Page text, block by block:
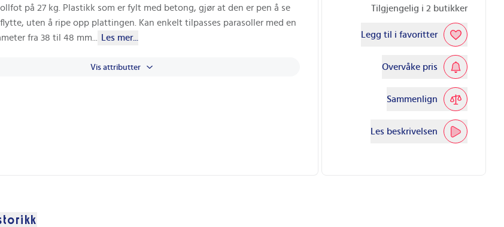
på 27 kg. Plastikk som er fylt med betong, gjør at den er pen å se
uten å ripe opp plattingen. Kan enkelt tilpasses parasoller med en
fra 38 til 48 mm
Les mer...
Vis attributter
Tilgjengelig i 2 butikker
Legg til i favoritter
Overvåke pris
Sammenlign
Les beskrivelsen